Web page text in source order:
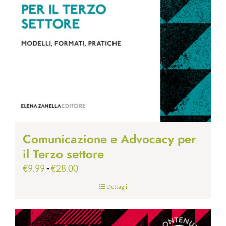
Comunicazione e Advocacy per
il Terzo settore
€9.99-€28.00Fascia
prezzo:
€9.99
Dettagli